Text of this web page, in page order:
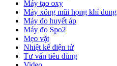
Máy tạo oxy
Máy xông mũi họng khí dung
Máy đo huyết áp
Máy đo Spo2
Mẹo vặt
Nhiệt kế điện tử
Tư vấn tiêu dùng